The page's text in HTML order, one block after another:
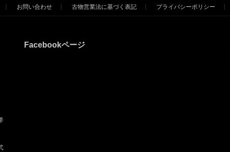
お問い合わせ 古物営業法に基づく表記 プライバシーポリシー
Facebookページ